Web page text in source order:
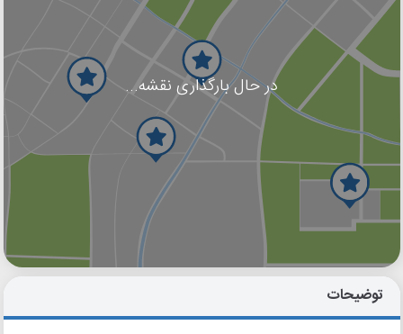
در حال بارگذاری نقشه...
گوگل
توضیحات